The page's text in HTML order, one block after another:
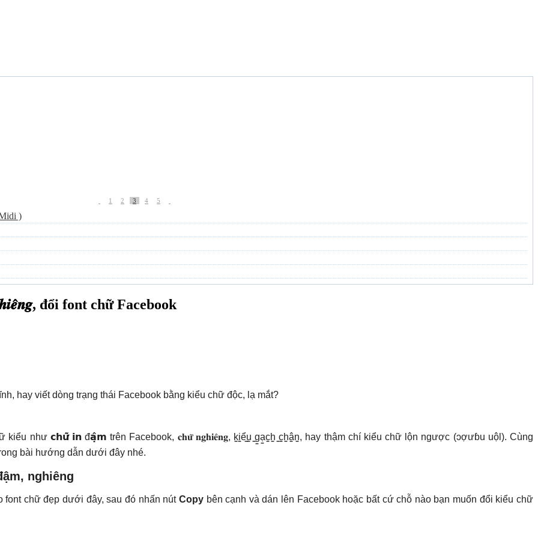
1 2 3 4 5
)
đổi font chữ Facebook
hay viết dòng trạng thái Facebook bằng kiểu chữ độc, lạ mắt?
như 𝗰𝗵𝘂̛̃ 𝗶𝗻 đ𝗮̣̂𝗺 trên Facebook, 𝐜𝐡𝐮̛̃ 𝐧𝐠𝐡𝐢𝐞̂𝐧𝐠, k̳i̳ể̳u̳ ̳g̳ạ̳c̳h̳ ̳c̳h̳â̳n̳, hay thậm chí kiểu chữ lộn ngược (ɔợưɓu uộl). Cùng
bài hướng dẫn dưới đây nhé.
nghiêng
font chữ đẹp dưới đây, sau đó nhấn nútCopybên cạnh và dán lên Facebook hoặc bất cứ chỗ nào bạn muốn đổi kiểu chữ